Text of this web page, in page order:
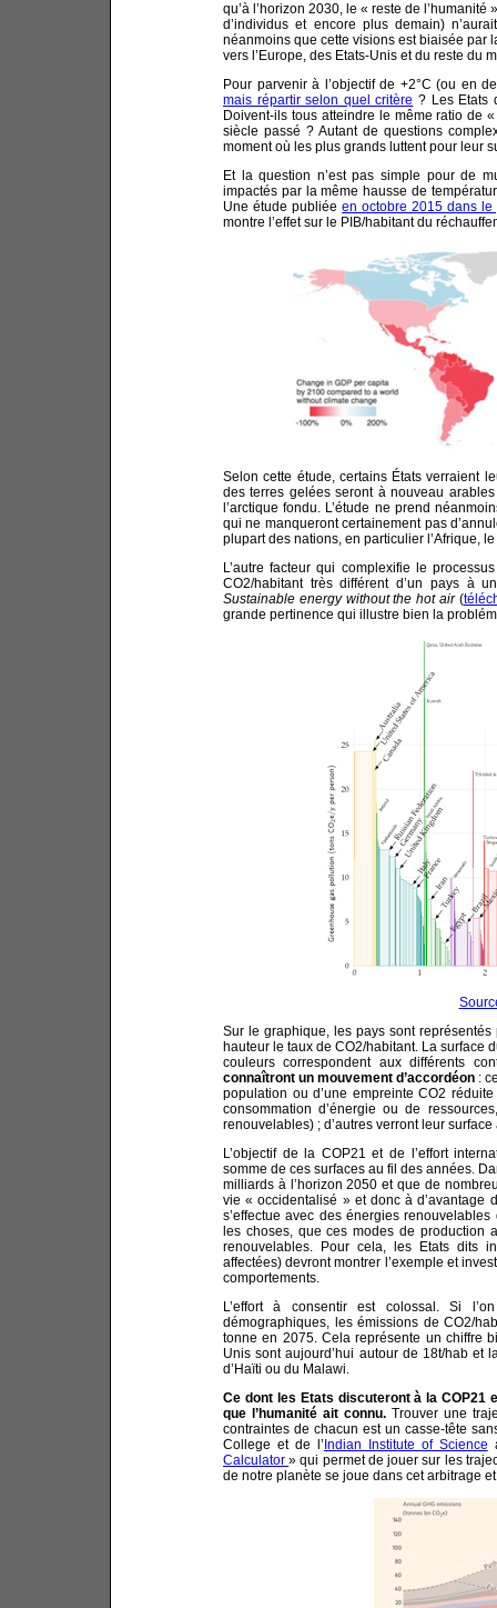
qu’à l’horizon 2030, le « reste de
d’individus et encore plus demain)
néanmoins que cette visions est biaisée par
vers l’Europe, des Etats-Unis et du reste du
Pour parvenir à l’objectif de +2°C (ou en
mais répartir selon quel critère ? Les Etats
Doivent-ils tous atteindre le même ratio de
siècle passé ? Autant de questions
moment où les plus grands luttent pour leur
Et la question n’est pas simple pour de
impactés par la même hausse de
Une étude publiéeen octobre 2015 dans
montre l’effet sur le PIB/habitant du
Selon cette étude, certains États verraient
des terres gelées seront à nouveau
l’arctique fondu. L’étude ne prend
qui ne manqueront certainement pas
plupart des nations, en particulier l’Afrique,
L’autre facteur qui complexifie le
CO2/habitant très différent d’un pays à
Sustainable energy without the hot air(
grande pertinence qui illustre bien la
Sur le graphique, les pays sont
hauteur le taux de CO2/habitant. La surface
couleurs correspondent aux différents
connaîtront un mouvement d’accordéon :
population ou d’une empreinte CO2
consommation d’énergie ou de
renouvelables) ; d’autres verront leur
L’objectif de la COP21 et de l’effort
somme de ces surfaces au fil des années.
milliards à l’horizon 2050 et que de
vie « occidentalisé » et donc à d’avantage
s’effectue avec des énergies
les choses, que ces modes de production
renouvelables. Pour cela, les Etats dits
affectées) devront montrer l’exemple et
comportements.
L’effort à consentir est colossal. Si
démographiques, les émissions de CO2/
tonne en 2075. Cela représente un chiffre
Unis sont aujourd’hui autour de 18t/hab et
d’Haïti ou du Malawi.
Ce dont les Etats discuteront à la
que l’humanité ait connu. Trouver une
contraintes de chacun est un casse-tête
College et de l’Indian Institute of Science
Calculator» qui permet de jouer sur les
de notre planète se joue dans cet arbitrage